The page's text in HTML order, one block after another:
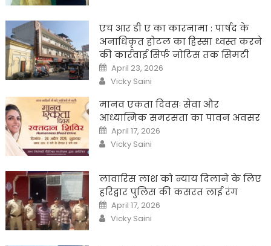
एच आर डी ए का कारनामा : पार्षद के
अनाधिकृत होटल का हिस्सा ध्वस्त करने
की कार्रवाई सिर्फ नोटिस तक सिमटी
Posted
on
April 23, 2026
Author
Vicky Saini
मानव एकता दिवसः सेवा और
आध्यात्मिक समरसता का पावन अवसर
Posted
on
April 17, 2026
Author
Vicky Saini
लावारिस लाश को न्याय दिलाने के लिए
हरिद्वार पुलिस की कसरत लाई रंग
Posted
on
April 17, 2026
Author
Vicky Saini